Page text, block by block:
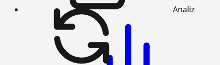
Analiz